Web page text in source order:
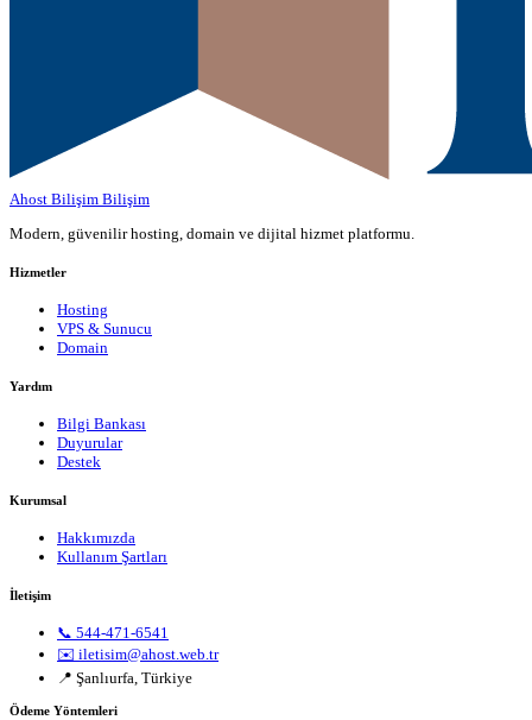
Ahost Bilişim Bilişim
Modern, güvenilir hosting, domain ve dijital hizmet platformu.
Hizmetler
Hosting
VPS & Sunucu
Domain
Yardım
Bilgi Bankası
Duyurular
Destek
Kurumsal
Hakkımızda
Kullanım Şartları
İletişim
📞 544-471-6541
✉️ iletisim@ahost.web.tr
📍 Şanlıurfa, Türkiye
Ödeme Yöntemleri